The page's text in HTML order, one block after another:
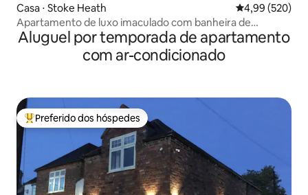
Casa ⋅ Stoke Heath 4,99 de uma
4,99 (520)
Apartamento de luxo imaculado com banheira de
hidromassagem privativa
Aluguel por temporada de apartamento
com ar-condicionado
Entre os melhores preferidos dos hóspedes
Preferido dos hóspedes